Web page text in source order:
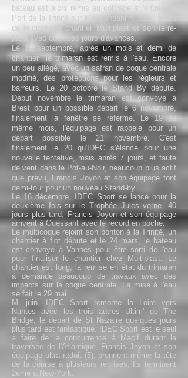
bateau est alors remis au coffrage à l'entrée du
Port de la Trinité sur Mer pendant 4 jours, avant
de rejoindre le chantier Multiplast et son terre-
plein avec quelques jours d'avances.
Le 19 septembre, après un mois et demi de
chantier le trimaran est remis à l'eau. Encore
un peu allégé, avec un safran de coque centrale
modifié, des protections pour les régleurs et
barreurs. Le 20 octobre le Stand By débute.
Début novembre le trimaran est convoyé à
Brest pour un possible départ le 6 novembre,
finalement la fenêtre se referme. Le 19 du
même mois, l'équipage est rappelé pour un
départ possible le 21 novembre. C'est
finalement le 20 qu'IDEC s'élance pour une
nouvelle tentative, mais après 7 jours, et faute
de vent dans le Pot-au-Noir, beaucoup plus actif
que prévu, Francis Joyon et son équipage font
demi-tour pour un nouveau Stand-by.
Le 16 décembre, IDEC Sport se lance pour la
deuxième fois sur le Trophée Jules verne. 40
jours plus tard, Francis Joyon et son équipage
arrivent à Ouessant avec le record en poche.
Le multicoque rejoint son ponton à la Trinité, un
chantier à flot débute et le 24 mars, le bateau
est convoyé à Vannes pour être sorti de l'eau
pour finaliser le chantier chez Multiplast. Le
chantier est long, la remise en état du trimaran
à demandé beaucoup de travaux avec des
impacts sur la coque centrale. La mise à l'eau
se fait le 29 mai.
Mi juin, IDEC Sport remonte la Loire vers
Nantes avec les trois autres Ultim' de The
Bridge, le départ de St Nazaire quelques jours
plus tard est fantastique. IDEC Sport est le seul
à faire de la concurrence à Macif durant la
traversée de l'Atlantique, Francis Joyon et son
équipage ultra réduit (5), prennent même la tête
de la course à plusieurs reprises. Ils terminent
2ème à New-York.